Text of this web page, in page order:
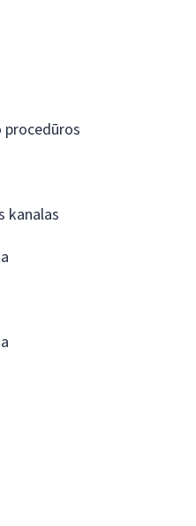
kanalas